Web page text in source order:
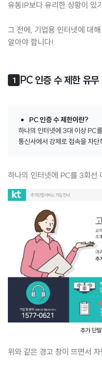
유동IP보다 유리한 상황이 있
그 전에, 기업용 인터넷에 대해
알아야 합니다!
1 PC 인증 수 제한 유무
PC 인증 수 제한이란?
하나의 인터넷에 3대 이상 PC
통신사에서 강제로 접속을 차단
하나의 인터넷에 PC를 3회선
추가 단
위와 같은 경고 창이 뜨면서